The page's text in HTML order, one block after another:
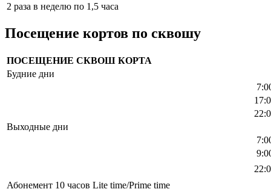
2 раза в неделю по 1,5 часа
Посещение кортов по сквошу
ПОСЕЩЕНИЕ СКВОШ КОРТА
Будние дни
Выходные дни
Абонемент 10 часов Lite time/Prime time